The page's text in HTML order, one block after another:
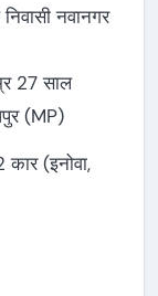
नवानगर
27 साल
(MP)
(इनोवा,